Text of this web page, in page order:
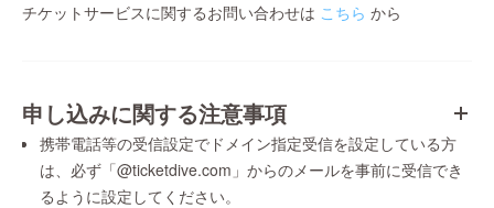
チケットサービスに関するお問い合わせは こちら から
申し込みに関する注意事項
携帯電話等の受信設定でドメイン指定受信を設定している方
は、必ず「@ticketdive.com」からのメールを事前に受信でき
るように設定してください。